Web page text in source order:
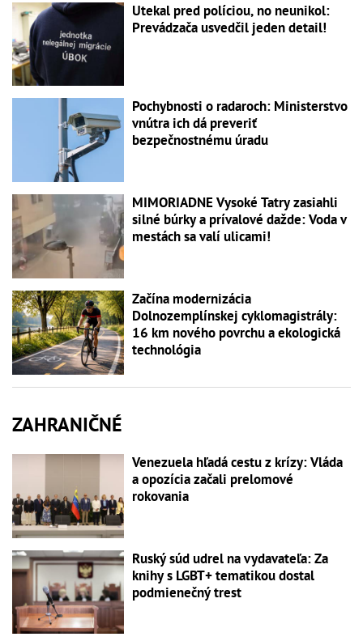
Utekal pred políciou, no neunikol:
Prevádzača usvedčil jeden detail!
Pochybnosti o radaroch: Ministerstvo
vnútra ich dá preveriť
bezpečnostnému úradu
MIMORIADNE Vysoké Tatry zasiahli
silné búrky a prívalové dažde: Voda v
mestách sa valí ulicami!
Začína modernizácia
Dolnozemplínskej cyklomagistrály:
16 km nového povrchu a ekologická
technológia
ZAHRANIČNÉ
Venezuela hľadá cestu z krízy: Vláda
a opozícia začali prelomové
rokovania
Ruský súd udrel na vydavateľa: Za
knihy s LGBT+ tematikou dostal
podmienečný trest